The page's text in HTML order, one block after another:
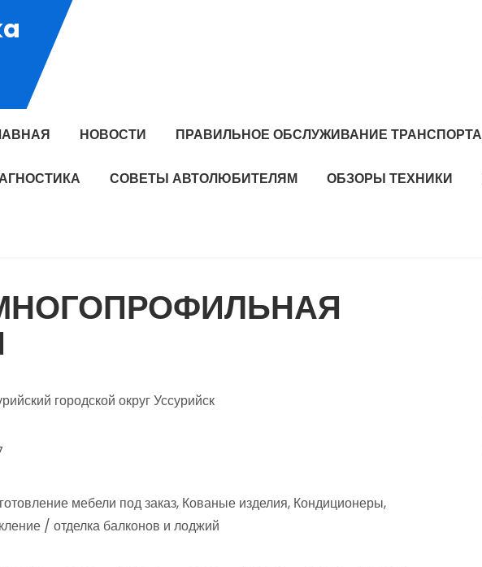
НОВОСТИ ПРАВИЛЬНОЕ ОБСЛУЖИВАНИЕ ТРАНСПОРТА
СОВЕТЫ АВТОЛЮБИТЕЛЯМ ОБЗОРЫ ТЕХНИКИ
городской округ Уссурийск
мебели под заказ, Кованые изделия, Кондиционеры,
/ отделка балконов и лоджий